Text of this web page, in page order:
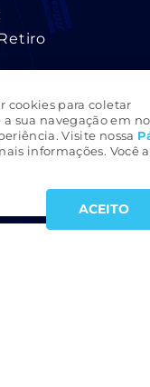
cookies para coletar
sua navegação em
Visite nossa
informações. Você
ACEITO